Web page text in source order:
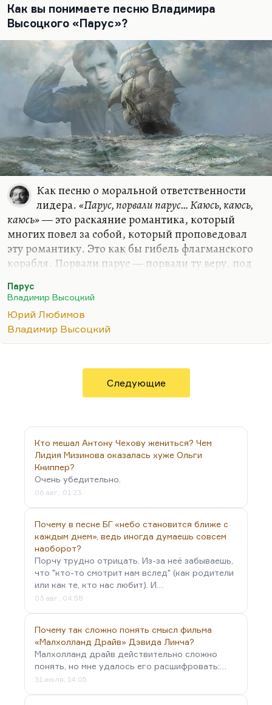
белому», «Москва-Одессса» к «Через десять лет
все также», «Охота с вертолетов» (или «Охота на
волков-2»). Ну и «Баллада о детстве» по
строфике, по мелодии восходит к «Гербарию», а
«Гербарий», как ни странно, о том же самом —
он о метафизике советского общества. О том,
как в результате борьбы насекомые вышли в
приматы. А место насекомых заняли другие
люди.
Но если говорить о проблематике «Баллады о
детстве». Написана она была для фильма…
Как вы понимаете песню Владимира
Высоцкого «Парус»?
Как песню о моральной ответственности
лидера. «Парус, порвали парус… Каюсь, каюсь,
каюсь»— это раскаяние романтика, который
многих повел за собой, который проповедовал
эту романтику. Это как бы гибель флагманского
корабля. Порвали парус — порвали ту веру, под
«все континенты могут лежать на дне»
лета тем, кто поет во сне»
романтикам, но романтики в пределе ведут к
катастрофе — это, по-моему, довольно очевидно.
Высоцкий, я думаю, и сам прекрасно понимал,
насколько выступает крысоловом. Самое
печальное, что это понимал и Любимов Юрий
Парус
Владимир Высоцкий
Юрий Любимов
Владимир Высоцкий
Следующие
Кто мешал Антону Чехову жениться? Чем
Лидия Мизинова оказалась хуже Ольги
Книппер?
Очень убедительно.
06 авг., 01:23
Почему в песне БГ «небо становится ближе с
каждым днем», ведь иногда думаешь совсем
наоборот?
Порчу трудно отрицать. Из-за неё забываешь,
что "кто-то смотрит нам вслед" (как родители
или как те, кто нас любит). И…
03 авг., 04:58
Почему так сложно понять смысл фильма
«Малхолланд Драйв» Дэвида Линча?
Малхолланд драйв действительно сложно
понять, но мне удалось его расшифровать:…
31 июля, 14:05